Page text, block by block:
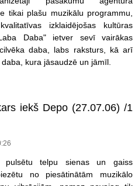
tikai plašu muzikālu programmu,
izklaidējošas kultūras
Daba" ietver sevī vairākas
daba, labs raksturs, kā arī
kura jāsaudzē un jāmīl.
iekš Depo (27.07.06) /1
pulsētu telpu sienas un gaiss
no piesātinātām muzikālo